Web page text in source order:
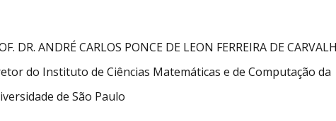
DR. ANDRÉ CARLOS PONCE DE LEON FERREIRA DE
do Instituto de Ciências Matemáticas e de Computação da
de São Paulo